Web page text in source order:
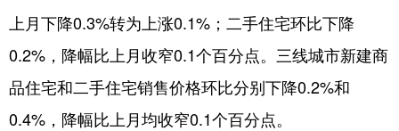
上月下降0.3%转为上涨0.1%；二手住宅环比下降
0.2%，降幅比上月收窄0.1个百分点。三线城市新建商
品住宅和二手住宅销售价格环比分别下降0.2%和
0.4%，降幅比上月均收窄0.1个百分点。